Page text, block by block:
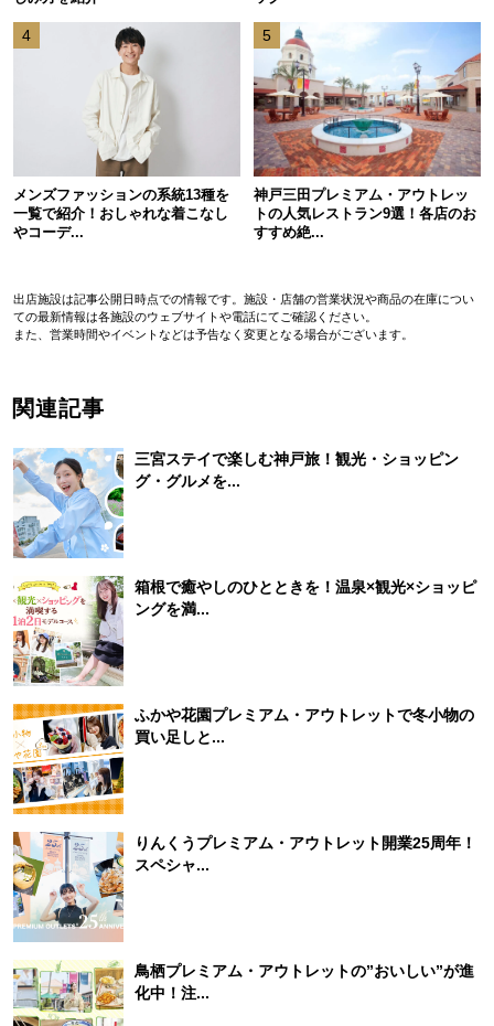
4
メンズファッションの系統13種を
一覧で紹介！おしゃれな着こなし
やコーデ...
5
神戸三田プレミアム・アウトレッ
トの人気レストラン9選！各店のお
すすめ絶...
出店施設は記事公開日時点での情報です。施設・店舗の営業状況や商品の在庫につい
ての最新情報は各施設のウェブサイトや電話にてご確認ください。
また、営業時間やイベントなどは予告なく変更となる場合がございます。
関連記事
三宮ステイで楽しむ神戸旅！観光・ショッピン
グ・グルメを...
箱根で癒やしのひとときを！温泉×観光×ショッピ
ングを満...
ふかや花園プレミアム・アウトレットで冬小物の
買い足しと...
りんくうプレミアム・アウトレット開業25周年！
スペシャ...
鳥栖プレミアム・アウトレットの”おいしい”が進
化中！注...